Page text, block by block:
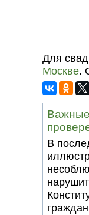
Для
Москве.
В